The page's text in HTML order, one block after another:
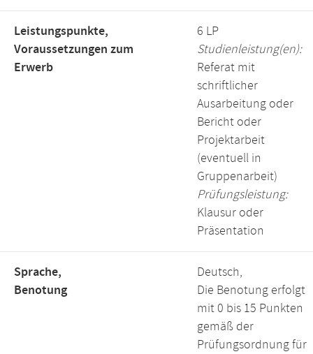
Leistungspunkte,
Voraussetzungen zum
Erwerb
6 LP
Studienleistung(en):
Referat mit
schriftlicher
Ausarbeitung oder
Bericht oder
Projektarbeit
(eventuell in
Gruppenarbeit)
Prüfungsleistung:
Klausur oder
Präsentation
Sprache,
Benotung
Deutsch,
Die Benotung erfolgt
mit 0 bis 15 Punkten
gemäß der
Prüfungsordnung für